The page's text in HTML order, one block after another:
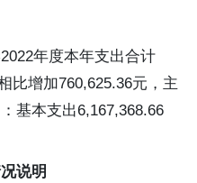
年度本年支出合计
比增加760,625.36元，主
基本支出6,167,368.66
说明